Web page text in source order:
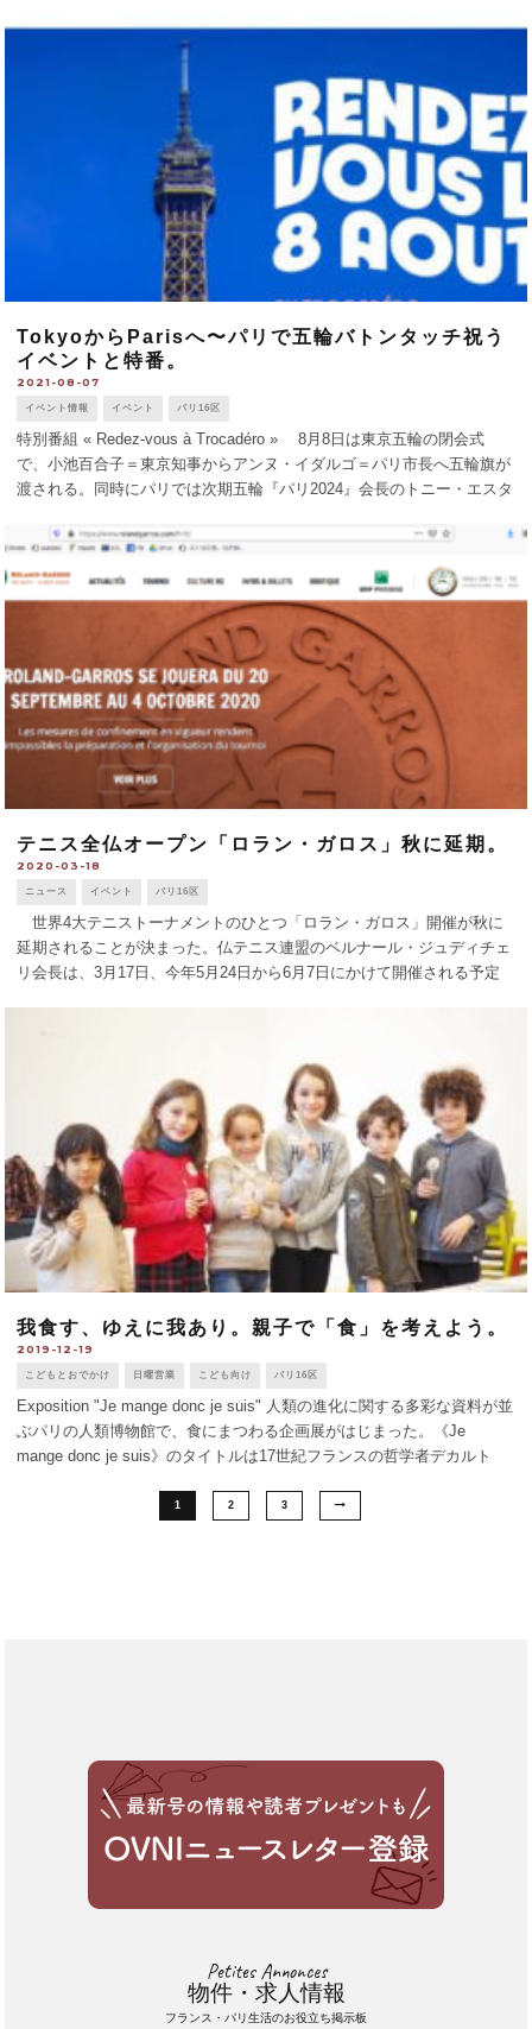
TokyoからParisへ〜パリで五輪バトンタッチ祝う
イベントと特番。
2021-08-07
イベント情報 イベント パリ16区
特別番組 « Redez-vous à Trocadéro » 8月8日は東京五輪の閉会式
で、小池百合子＝東京知事からアンヌ・イダルゴ＝パリ市長へ五輪旗が
渡される。同時にパリでは次期五輪『パリ2024』会長のトニー・エスタ
テニス全仏オープン「ロラン・ガロス」秋に延期。
2020-03-18
ニュース イベント パリ16区
世界4大テニストーナメントのひとつ「ロラン・ガロス」開催が秋に
延期されることが決まった。仏テニス連盟のベルナール・ジュディチェ
リ会長は、3月17日、今年5月24日から6月7日にかけて開催される予定
我食す、ゆえに我あり。親子で「食」を考えよう。
2019-12-19
こどもとおでかけ 日曜営業 こども向け パリ16区
Exposition "Je mange donc je suis" 人類の進化に関する多彩な資料が並
ぶパリの人類博物館で、食にまつわる企画展がはじまった。《Je
mange donc je suis》のタイトルは17世紀フランスの哲学者デカルト
1 2 3
Petites Annonces
物件・求人情報
フランス・パリ生活のお役立ち掲示板